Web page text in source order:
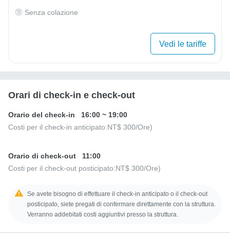
Senza colazione
Vedi le tariffe
Orari di check-in e check-out
Orario del check-in 16:00 ~ 19:00
Costi per il check-in anticipato:NT$ 300/Ore)
Orario di check-out
11:00
Costi per il check-out posticipato:NT$ 300/Ore)
Se avete bisogno di effettuare il check-in anticipato o il check-out
posticipato, siete pregati di confermare direttamente con la struttura.
Verranno addebitati costi aggiuntivi presso la struttura.